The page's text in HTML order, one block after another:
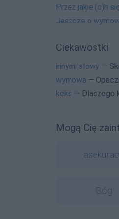
Przez jakie (c)h się
Jeszcze o
Ciekawostki
innymi słowy —
wymowa —
keks — Dlaczego
Mogą Cię
Bóg